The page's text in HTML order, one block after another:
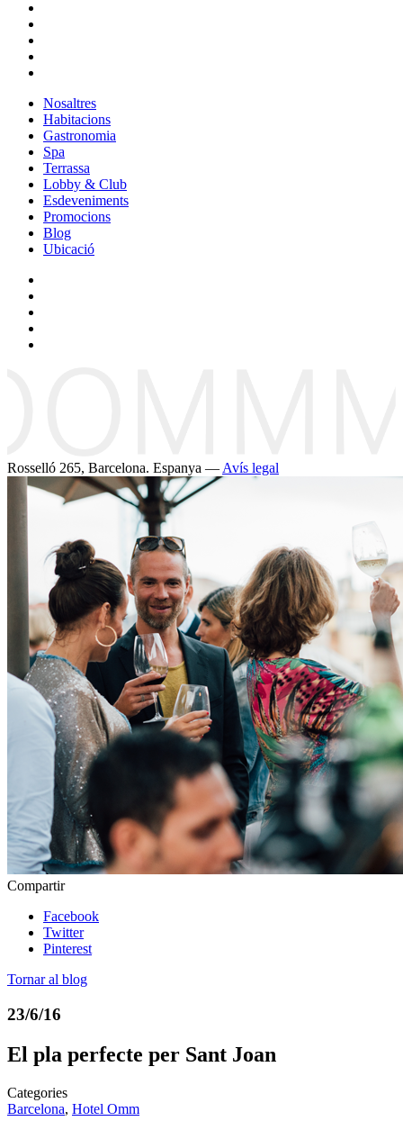
Nosaltres
Habitacions
Gastronomia
Spa
Terrassa
Lobby & Club
Esdeveniments
Promocions
Blog
Ubicació
Rosselló 265, Barcelona. Espanya — Avís legal
Compartir
Facebook
Twitter
Pinterest
Tornar al blog
23/6/16
El pla perfecte per Sant Joan
Categories
Barcelona, Hotel Omm